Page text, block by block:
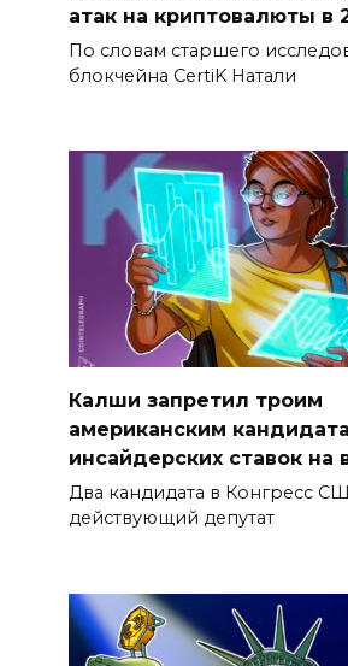
атак на криптовалюты в
По словам старшего
блокчейна CertiK Натали
Калши запретил троим
американским
инсайдерских ставок на
Два кандидата в Конгресс
действующий депутат